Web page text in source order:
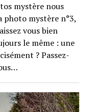
mystère nous
photo mystère n°3,
vous bien
le même : une
? Passez-